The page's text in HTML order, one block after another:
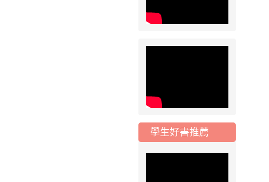
月份「施工車輛臨
停」一案，請各位用
2026-07-17
公告
比賽通知
2026-08-06
公告
小游泳比賽楊梅區代
表選手服裝領取通知
2026-08-05
重要
學生好書推薦